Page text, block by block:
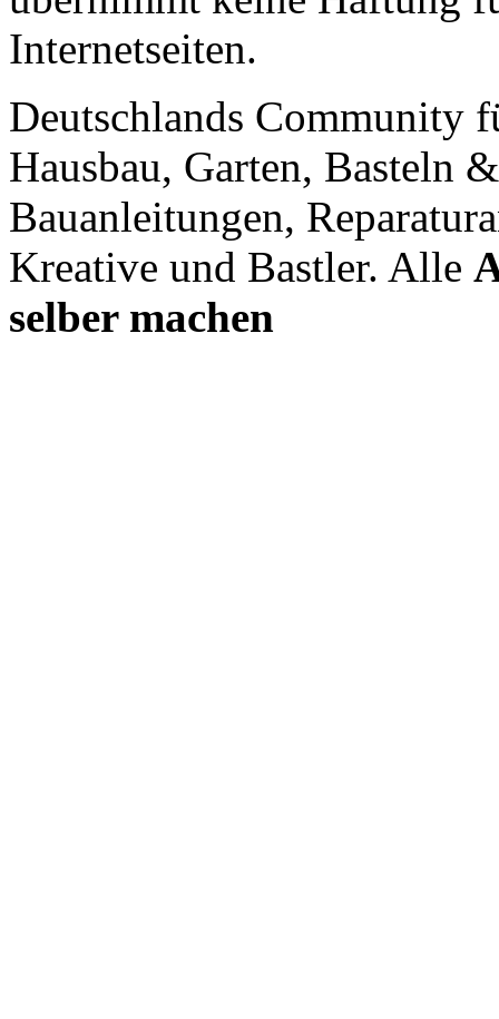
Internetseiten.
Deutschlands Community
Hausbau, Garten, Basteln
Bauanleitungen,
Kreative und Bastler. Alle
selber machen